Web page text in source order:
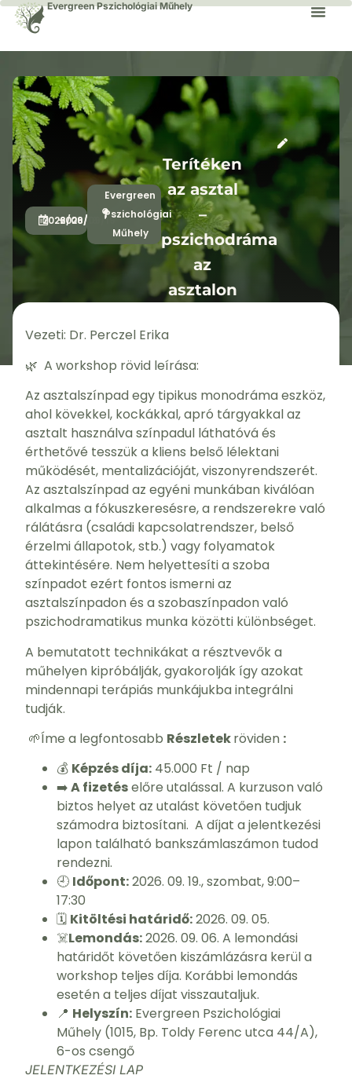
Evergreen Pszichológiai Műhely
Terítéken
az asztal
–
pszichodráma
az
asztalon
terápiában
2026/09/19
-2026/09/19
Evergreen
Pszichológiai
Műhely
Vezeti: Dr. Perczel Erika
🌿 A workshop rövid leírása:
Az asztalszínpad egy tipikus monodráma eszköz,
ahol kövekkel, kockákkal, apró tárgyakkal az
asztalt használva színpadul láthatóvá és
érthetővé tesszük a kliens belső lélektani
működését, mentalizációját, viszonyrendszerét.
Az asztalszínpad az egyéni munkában kiválóan
alkalmas a fókuszkeresésre, a rendszerekre való
rálátásra (családi kapcsolatrendszer, belső
érzelmi állapotok, stb.) vagy folyamatok
áttekintésére. Nem helyettesíti a szoba
színpadot ezért fontos ismerni az
asztalszínpadon és a szobaszínpadon való
pszichodramatikus munka közötti különbséget.
A bemutatott technikákat a résztvevők a
műhelyen kipróbálják, gyakorolják így azokat
mindennapi terápiás munkájukba integrálni
tudják.
🌱Íme a legfontosabb Részletekröviden :
💰 Képzés díja: 45.000 Ft / nap
➡️A fizetéselőre utalással. A kurzuson való
biztos helyet az utalást követően tudjuk
számodra biztosítani. A díjat a jelentkezési
lapon található bankszámlaszámon tudod
rendezni.
🕘 Időpont:2026. 09. 19., szombat, 9:00–
17:30
🗓️ Kitöltési határidő:2026. 09. 05.
☠️Lemondás:2026. 09. 06. A lemondási
határidőt követően kiszámlázásra kerül a
workshop teljes díja. Korábbi lemondás
esetén a teljes díjat visszautaljuk.
📍 Helyszín: Evergreen Pszichológiai
Műhely (1015, Bp. Toldy Ferenc utca 44/A),
6-os csengő
JELENTKEZÉSI LAP